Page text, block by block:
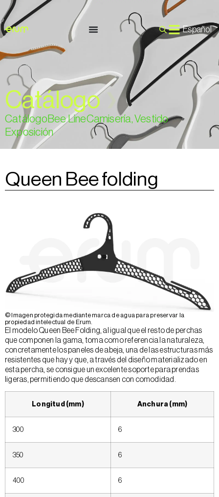
Español
Catálogo ❯
CatálogoBee LineCamisería, Vestido
Exposición
Queen Bee folding
© Imagen protegida mediante marca de agua para preservar la
propiedad intelectual de Erum.
El modelo Queen Bee Folding, al igual que el resto de perchas
que componen la gama, toma como referencia la naturaleza,
concretamente los paneles de abeja, una de las estructuras más
resistentes que hay y que, a través del diseño materializado en
esta percha, se consigue un excelente soporte para prendas
ligeras, permitiendo que descansen con comodidad.
Longitud (mm) Anchura (mm)
300 6
350 6
400 6